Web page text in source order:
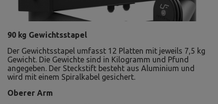
90 kg Gewichtsstapel
Der Gewichtsstapel umfasst 12 Platten mit jeweils 7,5 kg
Gewicht. Die Gewichte sind in Kilogramm und Pfund
angegeben. Der Steckstift besteht aus Aluminium und
wird mit einem Spiralkabel gesichert.
Oberer Arm